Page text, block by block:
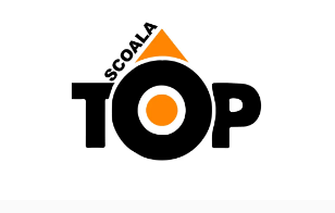
Scoala de Soferi TOP navigation